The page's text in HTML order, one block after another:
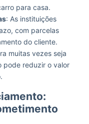
para casa.
: As instituições
com parcelas
do cliente.
muitas vezes seja
pode reduzir o valor